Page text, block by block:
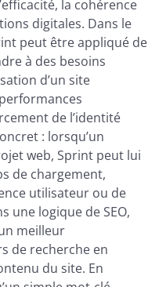
la cohérence
digitales. Dans le
peut être appliqué de
à des besoins
d’un site
de l’identité
: lorsqu’un
web, Sprint peut lui
de chargement,
utilisateur ou de
une logique de SEO,
meilleur
de recherche en
du site. En